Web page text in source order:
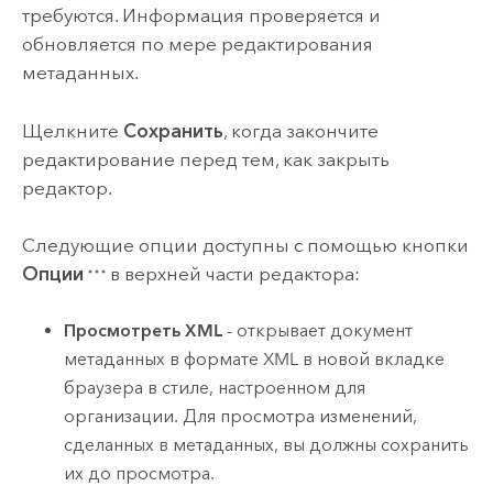
требуются. Информация проверяется и
обновляется по мере редактирования
метаданных.
Щелкните Сохранить, когда закончите
редактирование перед тем, как закрыть
редактор.
Следующие опции доступны с помощью кнопки
Опции
в верхней части редактора:
Просмотреть XML - открывает документ
метаданных в формате XML в новой вкладке
браузера в стиле, настроенном для
организации. Для просмотра изменений,
сделанных в метаданных, вы должны сохранить
их до просмотра.